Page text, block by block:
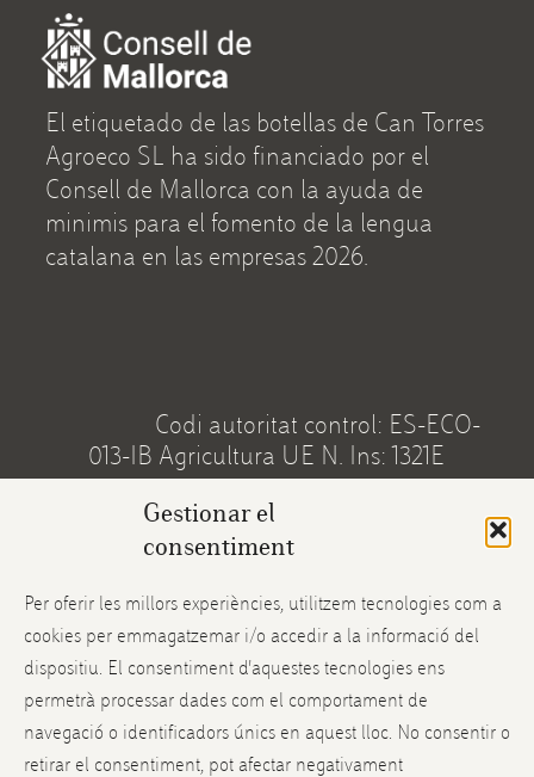
Gestionar el
consentiment
Per oferir les millors experiències, utilitzem tecnologies com a
cookies per emmagatzemar i/o accedir a la informació del
dispositiu. El consentiment d'aquestes tecnologies ens
permetrà processar dades com el comportament de
navegació o identificadors únics en aquest lloc. No consentir o
retirar el consentiment, pot afectar negativament
El etiquetado de las botellas de Can Torres
Agroeco SL ha sido financiado por el
Consell de Mallorca con la ayuda de
minimis para el fomento de la lengua
catalana en las empresas 2026.
Codi autoritat control: ES-ECO-
013-IB Agricultura UE N. Ins: 1321E
Mi cuenta
Envíos y devoluciones
Instagram
Facebook
Twitter